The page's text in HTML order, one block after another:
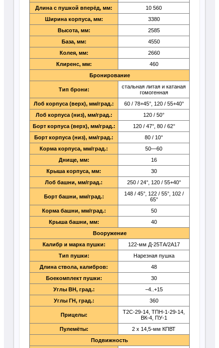
Длина с пушкой вперёд, мм:
10 560
Ширина корпуса, мм:
3380
Высота, мм:
2585
База, мм:
4550
Колея, мм:
2660
Клиренс, мм:
460
Бронирование
Тип брони:
стальная литая и катаная
гомогенная
Лоб корпуса (верх), мм/град.:
60 / 78+45°, 120 / 55+40°
Лоб корпуса (низ), мм/град.:
120 / 50°
Борт корпуса (верх), мм/град.:
120 / 47°, 80 / 62°
Борт корпуса (низ), мм/град.:
80 / 10°
Корма корпуса, мм/град.:
50—60
Днище, мм:
16
Крыша корпуса, мм:
30
Лоб башни, мм/град.:
250 / 24°, 120 / 55+40°
Борт башни, мм/град.:
148 / 45°, 122 / 55°, 102 /
65°
Корма башни, мм/град.:
50
Крыша башни, мм:
40
Вооружение
Калибр и марка пушки:
122-мм Д-25ТА/2А17
Тип пушки:
Нарезная пушка
Длина ствола, калибров:
48
Боекомплект пушки:
30
Углы ВН, град.:
−4..+15
Углы ГН, град.:
360
Прицелы:
Т2С-29-14, ТПН-1-29-14,
ВК-4, ПУ-1
Пулемёты:
2 х 14,5-мм КПВТ
Подвижность